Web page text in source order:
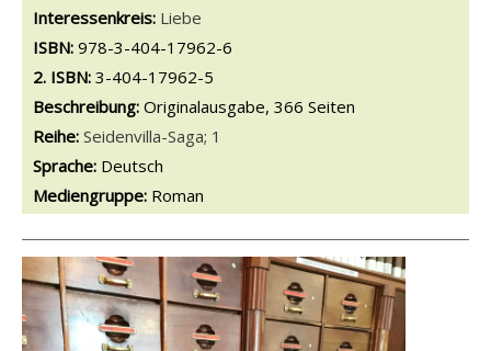
opens in new tab
Diesen Link in neuem Tab öffnen
Suche nach dieser Systematik
Interessenkreis: Suche nach diesem Interessenskreis
Liebe
ISBN: 978-3-404-17962-6
2. ISBN: 3-404-17962-5
Beschreibung: Originalausgabe, 366 Seiten
Reihe: Seidenvilla-Saga; 1
Suche nach dieser Beteiligten Person
Sprache: Deutsch
Mediengruppe: Roman